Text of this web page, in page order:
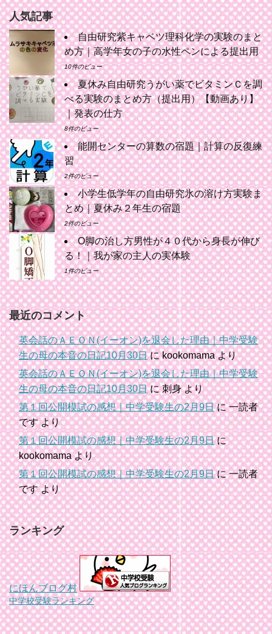
人気記事
自由研究紫キャベツ理科化学の実験のまと
め方｜高学年女の子の水性ペンによる提出用
10件のビュー
夏休み自由研究うがい薬でビタミンＣを調
べる実験のまとめ方（提出用）【動画あり】
｜発表の仕方
8件のビュー
能開センターの算数の宿題｜計算の反復練
習
2件のビュー
小学生低学年の自由研究氷の溶け方実験ま
とめ｜夏休み２年生の宿題
2件のビュー
O脚の治し方男性が４０代から身長が伸び
る！｜我が家の主人の実体験
1件のビュー
最近のコメント
英会話のＡＥＯＮ(イーオン)を退会した理由｜中学受験
生の母の本音の日記10月30日にkookomamaより
英会話のＡＥＯＮ(イーオン)を退会した理由｜中学受験
生の母の本音の日記10月30日に刺身より
第１回公開模試の感想｜中学受験生の2月9日に一読者
ですより
第１回公開模試の感想｜中学受験生の2月9日に
kookomamaより
第１回公開模試の感想｜中学受験生の2月9日に一読者
ですより
ランキング
にほんブログ村
中学校受験ランキング